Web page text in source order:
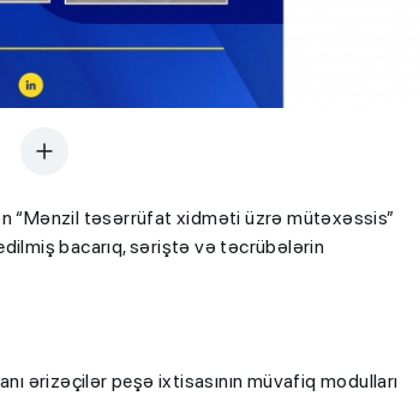
“Mənzil təsərrüfat xidməti üzrə mütəxəssis”
bacarıq, səriştə və təcrübələrin
ərizəçilər peşə ixtisasının müvafiq modulları